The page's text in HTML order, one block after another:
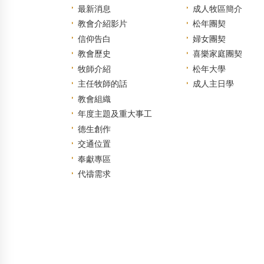
最新消息
教會介紹影片
信仰告白
教會歷史
牧師介紹
主任牧師的話
教會組織
年度主題及重大事工
德生創作
交通位置
奉獻專區
代禱需求
成人牧區簡介
松年團契
婦女團契
喜樂家庭團契
松年大學
成人主日學